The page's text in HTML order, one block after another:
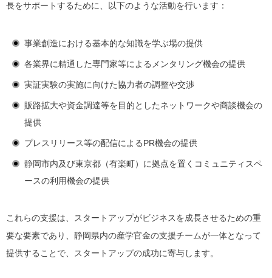
長をサポートするために、以下のような活動を行います：
事業創造における基本的な知識を学ぶ場の提供
各業界に精通した専門家等によるメンタリング機会の提供
実証実験の実施に向けた協力者の調整や交渉
販路拡大や資金調達等を目的としたネットワークや商談機会の
提供
プレスリリース等の配信によるPR機会の提供
静岡市内及び東京都（有楽町）に拠点を置くコミュニティスペ
ースの利用機会の提供
これらの支援は、スタートアップがビジネスを成長させるための重
要な要素であり、静岡県内の産学官金の支援チームが一体となって
提供することで、スタートアップの成功に寄与します。